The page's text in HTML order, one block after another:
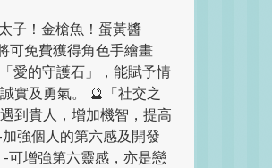
子！金槍魚！蛋黃醬
可免費獲得角色手繪畫
愛的守護石」，能賦予情
實及勇氣。 🔮「社交之
到貴人，增加機智，提高
強個人的第六感及開發
可增強第六靈感，亦是戀